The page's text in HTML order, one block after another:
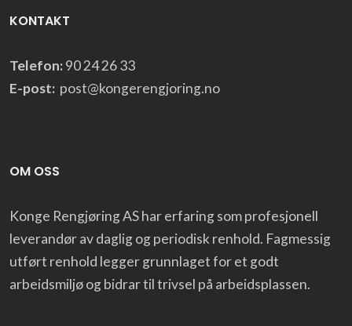
KONTAKT
Telefon:90 24 26 33
E-post: post@kongerengjoring.no
OM OSS
Konge Rengjøring AS har erfaring som profesjonell
leverandør av daglig og periodisk renhold. Fagmessig
utført renhold legger grunnlaget for et godt
arbeidsmiljø og bidrar til trivsel på arbeidsplassen.